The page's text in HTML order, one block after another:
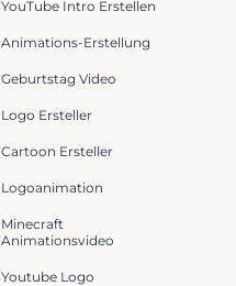
YouTube Intro Erstellen
Animations-Erstellung
Geburtstag Video
Logo Ersteller
Cartoon Ersteller
Logoanimation
Minecraft
Animationsvideo
Youtube Logo